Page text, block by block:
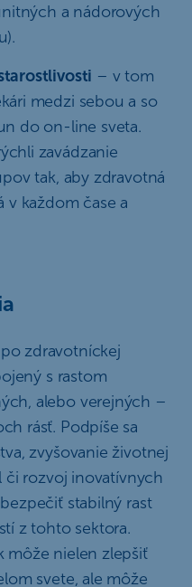
a nádorových
– v tom
medzi sebou a so
do on-line sveta.
zavádzanie
tak, aby zdravotná
v každom čase a
zdravotníckej
s rastom
alebo verejných –
rásť. Podpíše sa
zvyšovanie životnej
či rozvoj inovatívnych
stabilný rast
z tohto sektora.
môže nielen zlepšiť
svete, ale môže